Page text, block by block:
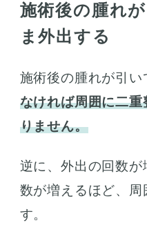
施術後の腫れ
ま外出する
施術後の腫れが引
なければ周囲に二
りません。
逆に、外出の回数が
数が増えるほど、周
す。